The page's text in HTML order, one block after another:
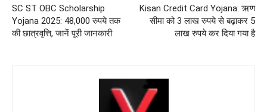
SC ST OBC Scholarship
Yojana 2025: 48,000 रुपये तक
की छात्रवृत्ति, जानें पूरी जानकारी
Kisan Credit Card Yojana: ऋण
सीमा को 3 लाख रुपये से बढ़ाकर 5
लाख रुपये कर दिया गया है